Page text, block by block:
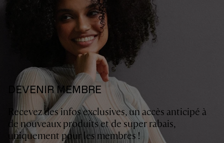
DEVENIR MEMBRE
Recevez des infos exclusives, un accès anticipé à
de nouveaux produits et de super rabais,
uniquement pour les membres !